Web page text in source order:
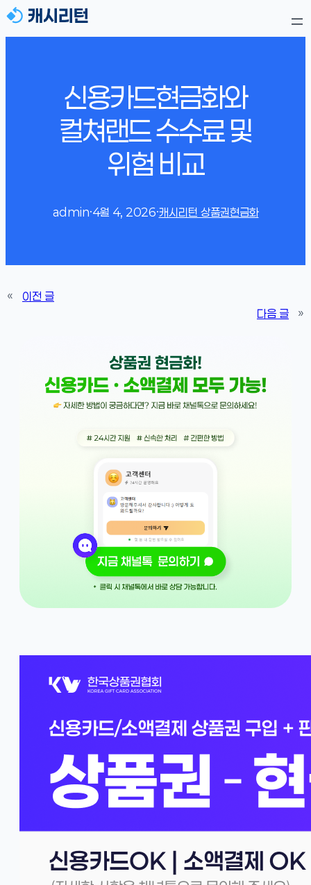
신용카드현금화와
컬쳐랜드 수수료 및
위험 비교
admin·4월 4, 2026·캐시리턴 상품권현금화
«
이전 글
다음 글
»